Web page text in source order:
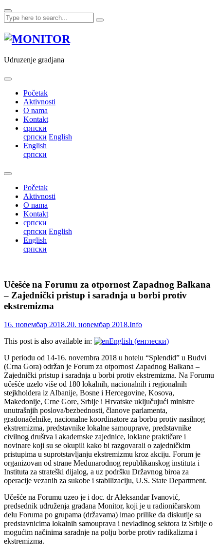
Skip
Udruzenje gradjana
Početak
Aktivnosti
O nama
Kontakt
српски
српски English
English
српски
Početak
Aktivnosti
O nama
Kontakt
српски
српски English
English
српски
Učešće na Forumu za otpornost Zapadnog Balkana
– Zajednički pristup i saradnja u borbi protiv
ekstremizma
16. новембар 2018.20. новембар 2018.Info
This post is also available in:
English (енглески)
U periodu od 14-16. novembra 2018 u hotelu “Splendid” u Budvi
(Crna Gora) održan je Forum za otpornost Zapadnog Balkana –
Zajednički pristup i saradnja u borbi protiv ekstremizma. Na Forumu
učešće uzelo više od 180 lokalnih, nacionalnih i regionalnih
stejkholdera iz Albanije, Bosne i Hercegovine, Kosova,
Makedonije, Crne Gore, Srbije i Hrvatske uključujući ministre
unutrašnjih poslova/bezbednosti, članove parlamenta,
gradonačelnike, nacionalne koordinatore za borbu protiv nasilnog
ekstremizma, predstavnike lokalne samouprave, predstavnike
civilnog društva i akademske zajednice, loklane praktičare i
novinare koji su se okupili kako bi razgovarali o zajedničkim
pristupima u suprotstavljanju ekstremizmu kroz akciju. Forum je
organizovan od strane Međunarodnog republikanskog instituta i
Instituta za strateški dijalog, a uz podršku Državnog biroa za
operacije vezanih za sukobe i stabilizaciju, U.S. State Department.
Učešće na Forumu uzeo je i doc. dr Aleksandar Ivanović,
predsednik udruženja građana Monitor, koji je u radioničarskom
delu Foruma po grupama (državama) imao prilike da diskutije sa
predstavnicima lokalnih samouprava i nevladinog sektora iz Srbije o
mogućim načinima saradnje na polju borbe protiv radikalizma i
ekstremizma.